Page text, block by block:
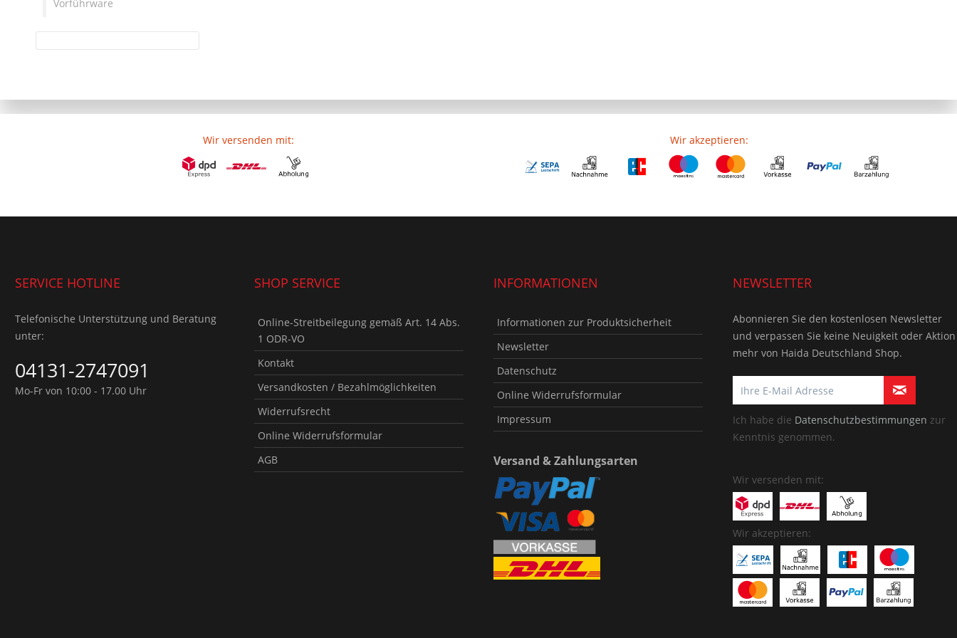
Vorführware
Wir versenden mit: Wir akzeptieren:
SERVICE HOTLINE
Telefonische Unterstützung und Beratung
unter:
04131-2747091
Mo-Fr von 10:00 - 17.00 Uhr
SHOP SERVICE
Online-Streitbeilegung gemäß Art. 14 Abs.
1 ODR-VO
Kontakt
Versandkosten / Bezahlmöglichkeiten
Widerrufsrecht
Online Widerrufsformular
AGB
INFORMATIONEN
Informationen zur Produktsicherheit
Newsletter
Datenschutz
Online Widerrufsformular
Impressum
Versand & Zahlungsarten
NEWSLETTER
Abonnieren Sie den kostenlosen Newsletter
und verpassen Sie keine Neuigkeit oder Aktion
mehr von Haida Deutschland Shop.
Ich habe die Datenschutzbestimmungen zur
Kenntnis genommen.
Wir versenden mit:
Wir akzeptieren: